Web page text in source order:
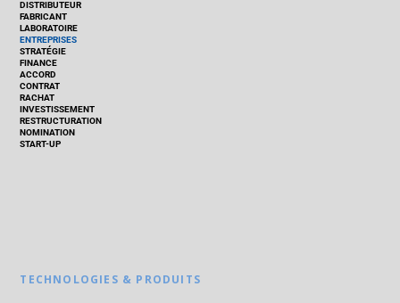
DISTRIBUTEUR
FABRICANT
LABORATOIRE
ENTREPRISES
STRATÉGIE
FINANCE
ACCORD
CONTRAT
RACHAT
INVESTISSEMENT
RESTRUCTURATION
NOMINATION
START-UP
TECHNOLOGIES & PRODUITS